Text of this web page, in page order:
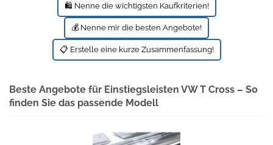
🛍️ Nenne die wichtigsten Kaufkriterien!
💰 Nenne mir die besten Angebote!
📋 Erstelle eine kurze Zusammenfassung!
Beste Angebote für Einstiegsleisten VW T Cross – So
finden Sie das passende Modell